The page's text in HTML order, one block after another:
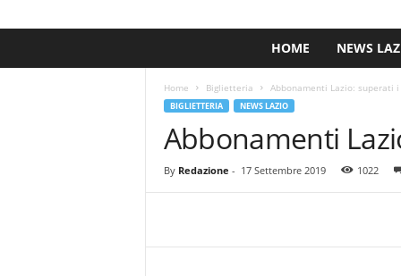
HOME NEWS
Home Biglietteria Abbonamenti Lazio: superati i
BIGLIETTERIA NEWS LAZIO
Abbonamenti
By Redazione - 17 Settembre 2019 1022